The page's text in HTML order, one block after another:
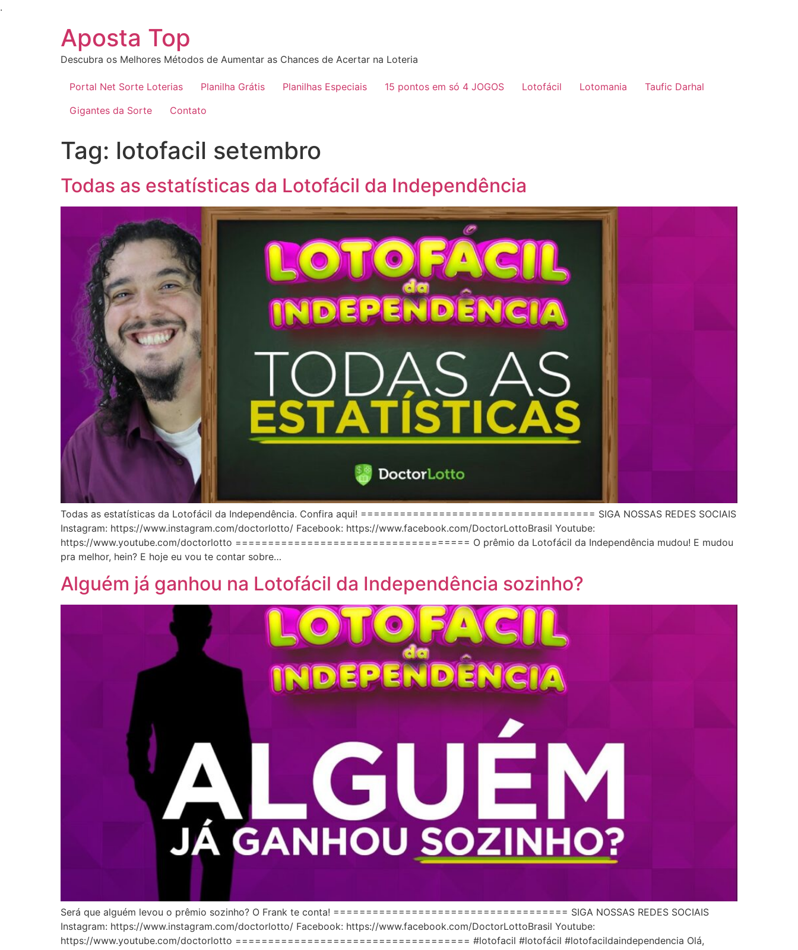
.
Aposta Top
Descubra os Melhores Métodos de Aumentar as Chances de Acertar na Loteria
Portal Net Sorte Loterias Planilha Grátis Planilhas Especiais 15 pontos em só 4 JOGOS Lotofácil Lotomania
Taufic Darhal
Gigantes da Sorte
Contato
Tag: lotofacil setembro
Todas as estatísticas da Lotofácil da Independência
Todas as estatísticas da Lotofácil da Independência. Confira aqui! ==================================== SIGA NOSSAS REDES SOCIAIS
Instagram: https://www.instagram.com/doctorlotto/ Facebook: https://www.facebook.com/DoctorLottoBrasil Youtube:
https://www.youtube.com/doctorlotto ==================================== O prêmio da Lotofácil da Independência mudou! E mudou
pra melhor, hein? E hoje eu vou te contar sobre…
Alguém já ganhou na Lotofácil da Independência sozinho?
Será que alguém levou o prêmio sozinho? O Frank te conta! ==================================== SIGA NOSSAS REDES SOCIAIS
Instagram: https://www.instagram.com/doctorlotto/ Facebook: https://www.facebook.com/DoctorLottoBrasil Youtube:
https://www.youtube.com/doctorlotto ==================================== #lotofacil #lotofácil #lotofacildaindependencia Olá,